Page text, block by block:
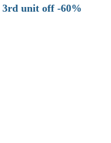
unit off -60%